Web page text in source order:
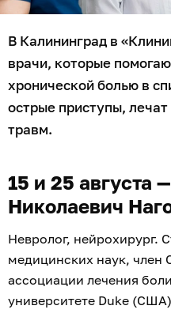
В Калининград в
врачи, которые
хронической болью в
острые приступы,
травм.
15 и 25 августа
Николаевич
Невролог, нейрохирург.
медицинских наук, член
ассоциации лечения
университете Duke